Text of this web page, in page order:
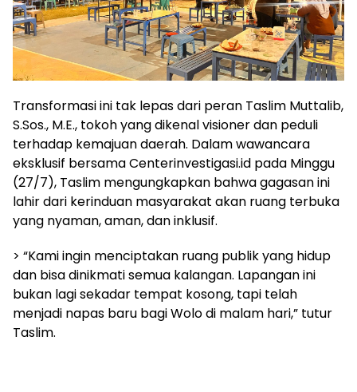
Transformasi ini tak lepas dari peran Taslim Muttalib,
S.Sos., M.E., tokoh yang dikenal visioner dan peduli
terhadap kemajuan daerah. Dalam wawancara
eksklusif bersama Centerinvestigasi.id pada Minggu
(27/7), Taslim mengungkapkan bahwa gagasan ini
lahir dari kerinduan masyarakat akan ruang terbuka
yang nyaman, aman, dan inklusif.
> “Kami ingin menciptakan ruang publik yang hidup
dan bisa dinikmati semua kalangan. Lapangan ini
bukan lagi sekadar tempat kosong, tapi telah
menjadi napas baru bagi Wolo di malam hari,” tutur
Taslim.